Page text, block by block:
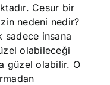
Cesur bir
nedeni nedir?
sadece insana
olabileceği
güzel olabilir. O